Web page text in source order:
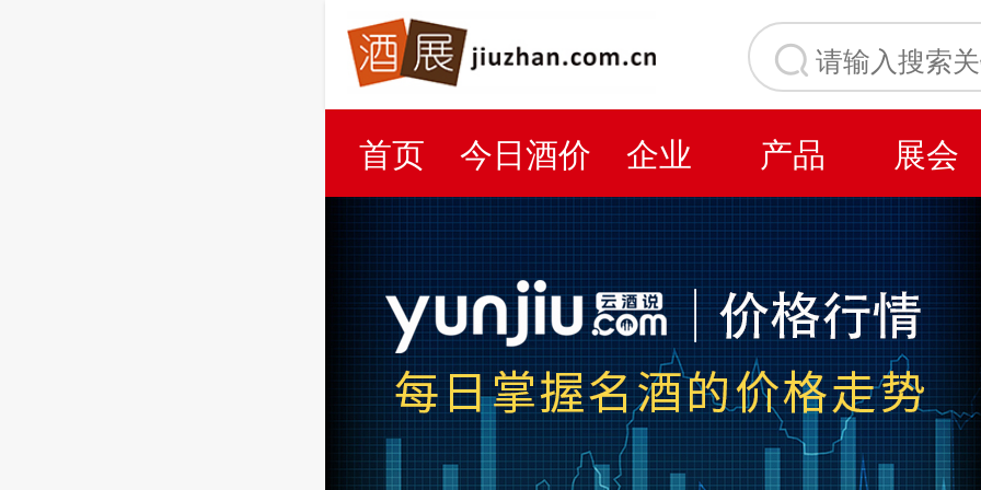
首页 今日酒价 企业 产品
展会
百科